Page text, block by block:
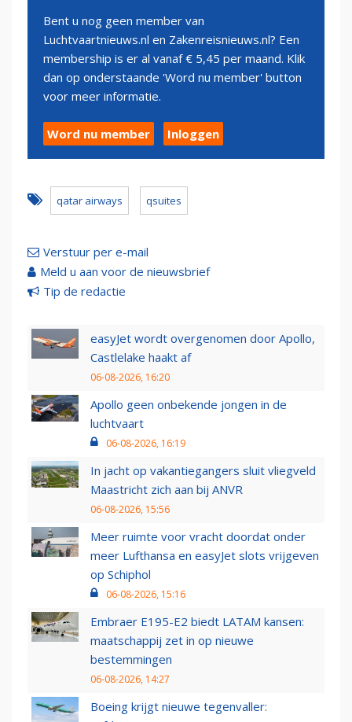
Bent u nog geen member van
Luchtvaartnieuws.nl en Zakenreisnieuws.nl? Een
membership is er al vanaf € 5,45 per maand. Klik
dan op onderstaande 'Word nu member' button
voor meer informatie.
Word nu member Inloggen
qatar airways qsuites
Verstuur per e-mail
Meld u aan voor de nieuwsbrief
Tip de redactie
easyJet wordt overgenomen door Apollo,
Castlelake haakt af
06-08-2026, 16:20
Apollo geen onbekende jongen in de
luchtvaart
06-08-2026, 16:19
In jacht op vakantiegangers sluit vliegveld
Maastricht zich aan bij ANVR
06-08-2026, 15:56
Meer ruimte voor vracht doordat onder
meer Lufthansa en easyJet slots vrijgeven
op Schiphol
06-08-2026, 15:16
Embraer E195-E2 biedt LATAM kansen:
maatschappij zet in op nieuwe
bestemmingen
06-08-2026, 14:27
Boeing krijgt nieuwe tegenvaller: